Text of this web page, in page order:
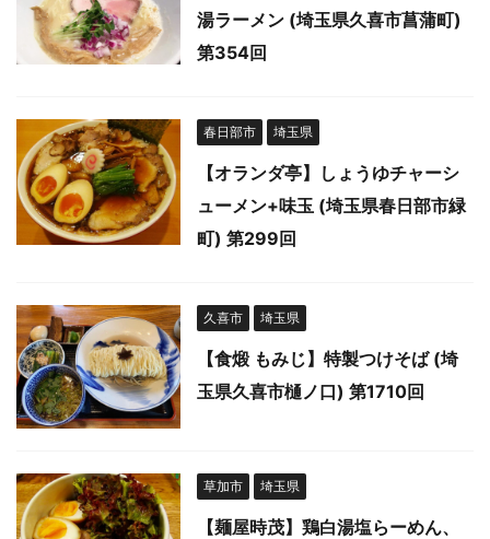
湯ラーメン (埼玉県久喜市菖蒲町)
第354回
春日部市 埼玉県
【オランダ亭】しょうゆチャーシ
ューメン+味玉 (埼玉県春日部市緑
町) 第299回
久喜市 埼玉県
【食煅 もみじ】特製つけそば (埼
玉県久喜市樋ノ口) 第1710回
草加市 埼玉県
【麺屋時茂】鶏白湯塩らーめん、